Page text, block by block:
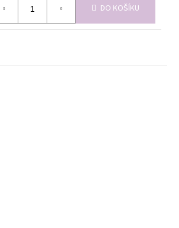
DO KOŠÍKU